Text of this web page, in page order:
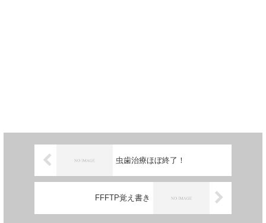
虫歯治療ほぼ終了！
FFFTP覚え書き